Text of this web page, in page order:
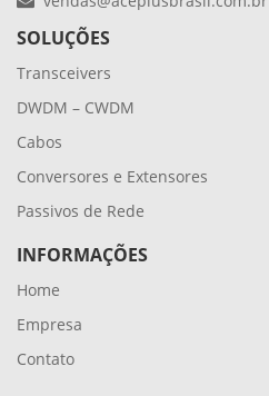
SOLUÇÕES
Transceivers
DWDM – CWDM
Cabos
Conversores e Extensores
Passivos de Rede
INFORMAÇÕES
Home
Empresa
Contato